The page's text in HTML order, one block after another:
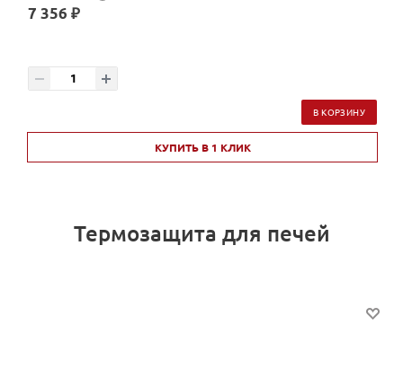
7 356 ₽
В КОРЗИНУ
КУПИТЬ В 1 КЛИК
Термозащита для печей